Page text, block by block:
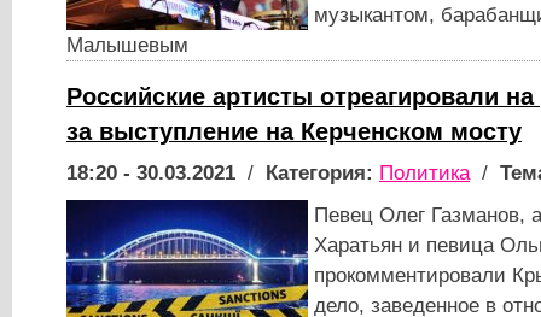
музыкантом,
Малышевым
Российские артисты отреагировали
за выступление на Керченском мосту
18:20 - 30.03.2021 / Категория: Политика/
Певец Олег Газманов,
Харатьян и певица
прокомментировали
дело, заведенное в